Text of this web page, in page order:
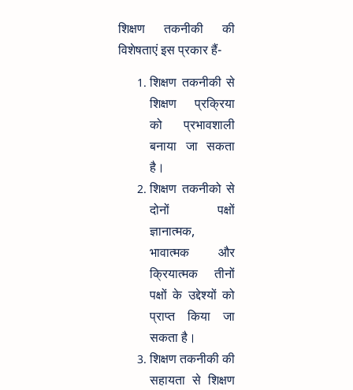
शिक्षण तकनीकी की
विशेषताएं इस प्रकार हैं-
शिक्षण तकनीकी से
शिक्षण प्रक्रिया
को प्रभावशाली
बनाया जा सकता
है।
शिक्षण तकनीको से
दोनों पक्षों
ज्ञानात्मक,
भावात्मक और
क्रियात्मक तीनों
पक्षों के उद्देश्यों को
प्राप्त किया जा
सकता है।
शिक्षण तकनीकी की
सहायता से शिक्षण